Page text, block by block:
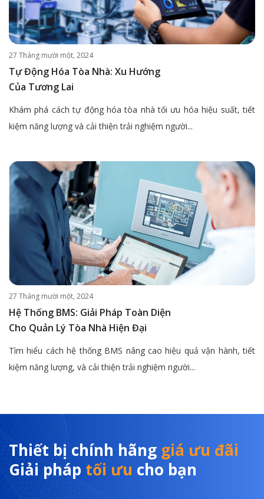
27 Tháng mười một, 2024
Tự Động Hóa Tòa Nhà: Xu Hướng
Của Tương Lai
Khám phá cách tự động hóa tòa nhà tối ưu hóa hiệu suất, tiết
kiệm năng lượng và cải thiện trải nghiệm người...
27 Tháng mười một, 2024
Hệ Thống BMS: Giải Pháp Toàn Diện
Cho Quản Lý Tòa Nhà Hiện Đại
Tìm hiểu cách hệ thống BMS nâng cao hiệu quả vận hành, tiết
kiệm năng lượng, và cải thiện trải nghiệm người...
Thiết bị chính hãng giá ưu đãi
Giải pháp tối ưu cho bạn